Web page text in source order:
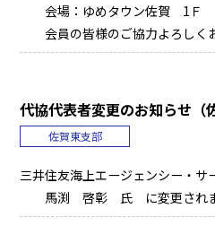
会場：ゆめタウン佐賀 1Ｆ
会員の皆様のご協力よろしく
代協代表者変更のお知らせ（
佐賀東支部
三井住友海上エージェンシー・サ
馬渕 啓彰 氏 に変更されま